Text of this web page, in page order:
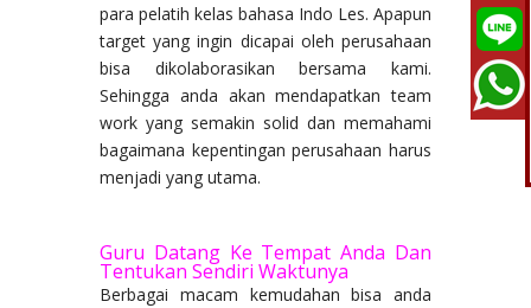
para pelatih kelas bahasa Indo Les. Apapun
target yang ingin dicapai oleh perusahaan
bisa dikolaborasikan bersama kami.
Sehingga anda akan mendapatkan team
work yang semakin solid dan memahami
bagaimana kepentingan perusahaan harus
menjadi yang utama.
Guru Datang Ke Tempat Anda Dan
Tentukan Sendiri Waktunya
Berbagai macam kemudahan bisa anda